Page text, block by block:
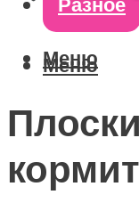
Меню
Меню